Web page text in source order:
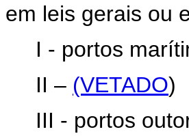
em leis gerais ou
I - portos
II – (VETADO)
III - portos